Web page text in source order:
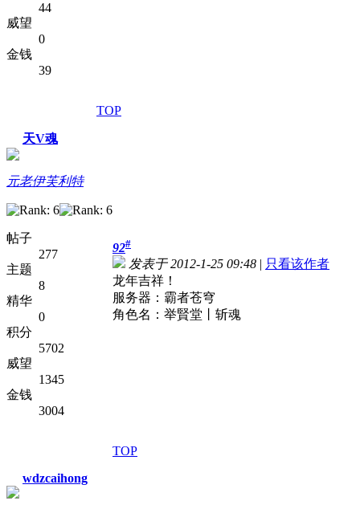
44
威望
0
金钱
39
TOP
天V魂
元老伊芙利特
帖子
277
主题
8
精华
0
积分
5702
威望
1345
金钱
3004
92#
发表于 2012-1-25 09:48 | 只看该作者
龙年吉祥！
服务器：霸者苍穹
角色名：举賢堂丨斩魂
TOP
wdzcaihong